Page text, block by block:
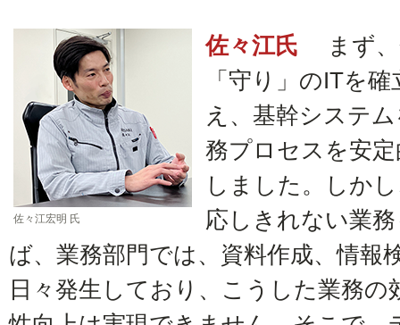
佐々江宏明 氏
佐々江氏
まず、
「守り」のITを
え、基幹システ
務プロセスを安
しました。しか
応しきれない業
ば、業務部門では、資料作成、情報
日々発生しており、こうした業務